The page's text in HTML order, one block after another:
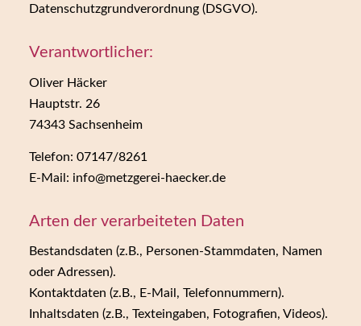
Datenschutzgrundverordnung (DSGVO).
Verantwortlicher:
Oliver Häcker
Hauptstr. 26
74343 Sachsenheim
Telefon: 07147/8261
E-Mail: info@metzgerei-haecker.de
Arten der verarbeiteten Daten
Bestandsdaten (z.B., Personen-Stammdaten, Namen
oder Adressen).
Kontaktdaten (z.B., E-Mail, Telefonnummern).
Inhaltsdaten (z.B., Texteingaben, Fotografien, Videos).